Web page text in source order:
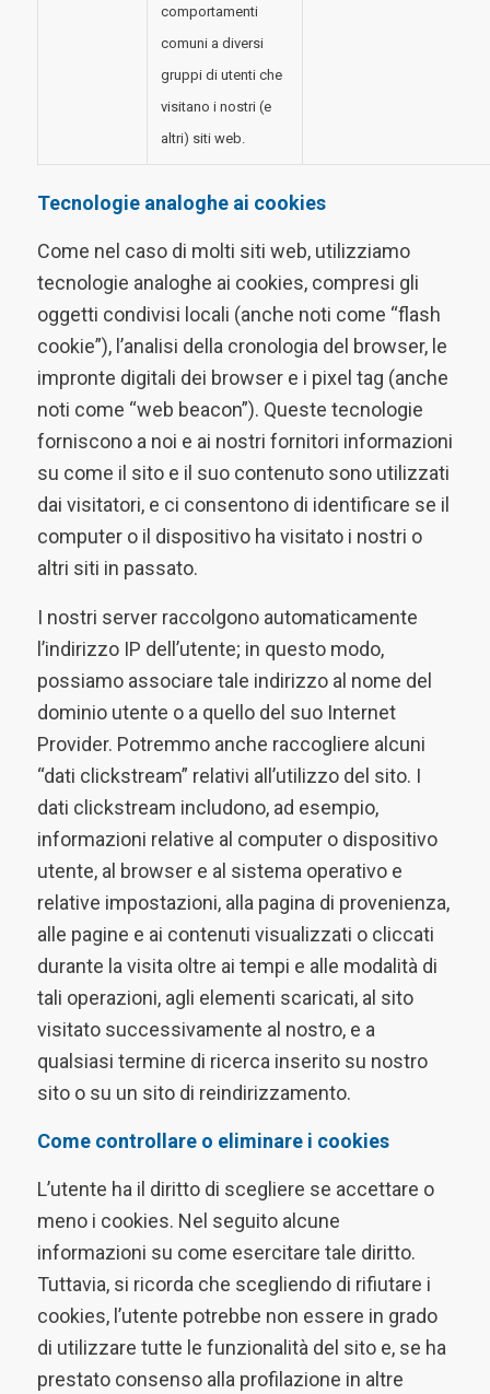
comportamenti
comuni a diversi
gruppi di utenti che
visitano i nostri (e
altri) siti web.
Tecnologie analoghe ai cookies
Come nel caso di molti siti web, utilizziamo
tecnologie analoghe ai cookies, compresi gli
oggetti condivisi locali (anche noti come “flash
cookie”), l’analisi della cronologia del browser, le
impronte digitali dei browser e i pixel tag (anche
noti come “web beacon”). Queste tecnologie
forniscono a noi e ai nostri fornitori informazioni
su come il sito e il suo contenuto sono utilizzati
dai visitatori, e ci consentono di identificare se il
computer o il dispositivo ha visitato i nostri o
altri siti in passato.
I nostri server raccolgono automaticamente
l’indirizzo IP dell’utente; in questo modo,
possiamo associare tale indirizzo al nome del
dominio utente o a quello del suo Internet
Provider. Potremmo anche raccogliere alcuni
“dati clickstream” relativi all’utilizzo del sito. I
dati clickstream includono, ad esempio,
informazioni relative al computer o dispositivo
utente, al browser e al sistema operativo e
relative impostazioni, alla pagina di provenienza,
alle pagine e ai contenuti visualizzati o cliccati
durante la visita oltre ai tempi e alle modalità di
tali operazioni, agli elementi scaricati, al sito
visitato successivamente al nostro, e a
qualsiasi termine di ricerca inserito su nostro
sito o su un sito di reindirizzamento.
Come controllare o eliminare i cookies
L’utente ha il diritto di scegliere se accettare o
meno i cookies. Nel seguito alcune
informazioni su come esercitare tale diritto.
Tuttavia, si ricorda che scegliendo di rifiutare i
cookies, l’utente potrebbe non essere in grado
di utilizzare tutte le funzionalità del sito e, se ha
prestato consenso alla profilazione in altre